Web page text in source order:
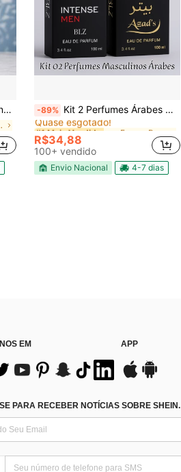
-89% Kit 2 Perfumes Árabes Masculinos Ref Importada 100ML
#1 Mais Vendido
Quase esgotado!
#1 Mais Vendido
Quase esgotado!
#1 Mais Vendido
Quase esgotado!
#1 Mais Vendido em Fresco Perfume
Quase esgotado!
R$34,88
100+ vendido
Envio Nacional 4-7 dias
EM APP
PARA RECEBER NOTÍCIAS SOBRE SHEIN.